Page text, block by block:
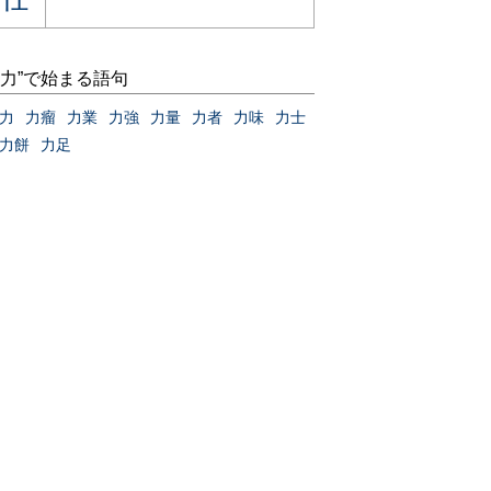
力”で始まる語句
力 力瘤 力業 力強 力量 力者 力味
力士
力餅
力足